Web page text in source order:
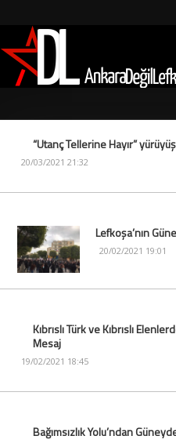
“Utanç Tellerine Hayır”
20/03/2021 21:32
Lefkoşa’nın
20/02/2021 19:01
Kıbrıslı Türk ve Kıbrıslı
Mesaj
19/02/2021 18:45
Bağımsızlık Yolu’ndan